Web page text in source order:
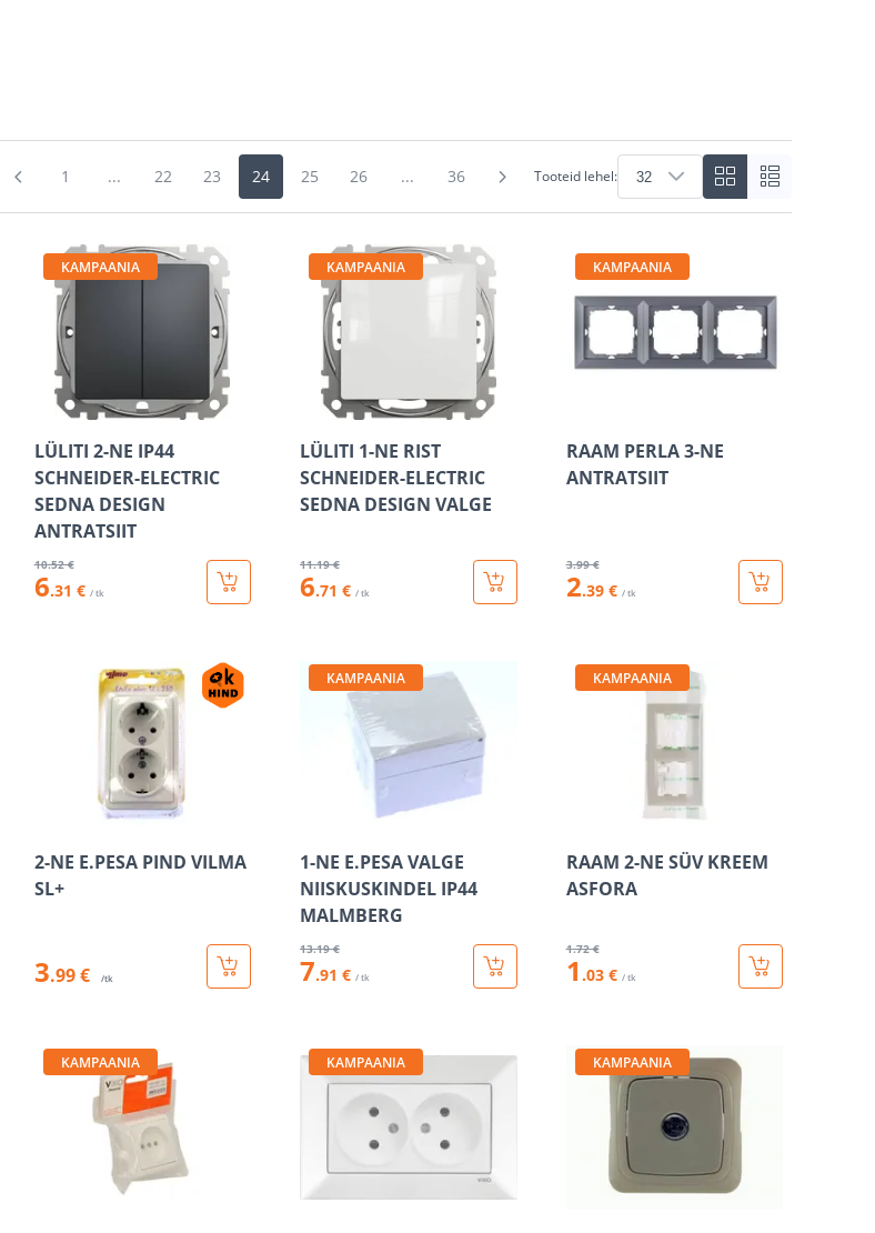
1 ... 22 23 24 25 26 ... 36 Tooteid lehel:
KAMPAANIA
LÜLITI 2-NE IP44
SCHNEIDER-ELECTRIC
SEDNA DESIGN
ANTRATSIIT
10.52 €
6.31 € / tk
KAMPAANIA
LÜLITI 1-NE RIST
SCHNEIDER-ELECTRIC
SEDNA DESIGN VALGE
11.19 €
6.71 € / tk
KAMPAANIA
RAAM PERLA 3-NE
ANTRATSIIT
3.99 €
2.39 € / tk
2-NE E.PESA PIND VILMA
SL+
3.99 € /tk
KAMPAANIA
1-NE E.PESA VALGE
NIISKUSKINDEL IP44
MALMBERG
13.19 €
7.91 € / tk
KAMPAANIA
RAAM 2-NE SÜV KREEM
ASFORA
1.72 €
1 .03 € / tk
KAMPAANIA KAMPAANIA KAMPAANIA